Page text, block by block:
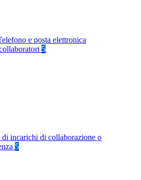
e posta elettronica
5
incarichi di collaborazione o
5